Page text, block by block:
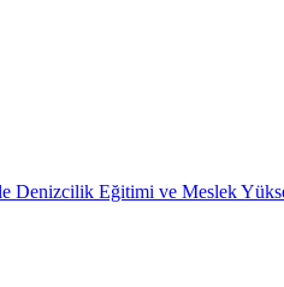
Denizcilik Eğitimi ve Meslek